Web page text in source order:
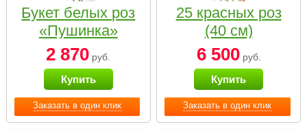
Заказать в один клик
Букет белых роз
«Пушинка»
2 870 руб.
Купить
Заказать в один клик
25 красных роз
(40 см)
6 500руб.
Купить